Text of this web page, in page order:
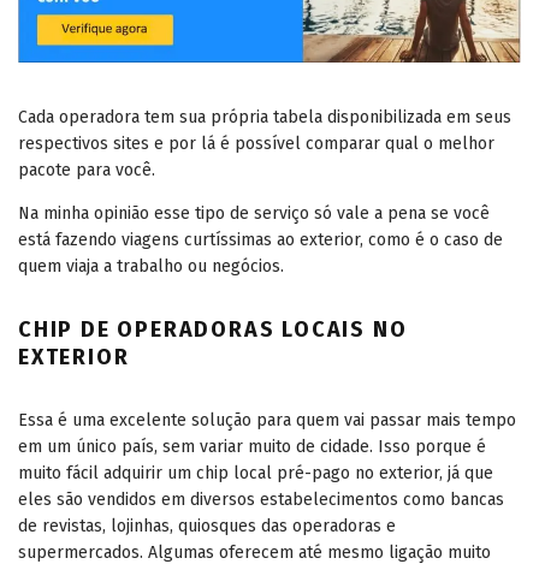
Cada operadora tem sua própria tabela disponibilizada em seus
respectivos sites e por lá é possível comparar qual o melhor
pacote para você.
Na minha opinião esse tipo de serviço só vale a pena se você
está fazendo viagens curtíssimas ao exterior, como é o caso de
quem viaja a trabalho ou negócios.
CHIP DE OPERADORAS LOCAIS NO
EXTERIOR
Essa é uma excelente solução para quem vai passar mais tempo
em um único país, sem variar muito de cidade. Isso porque é
muito fácil adquirir um chip local pré-pago no exterior, já que
eles são vendidos em diversos estabelecimentos como bancas
de revistas, lojinhas, quiosques das operadoras e
supermercados. Algumas oferecem até mesmo ligação muito